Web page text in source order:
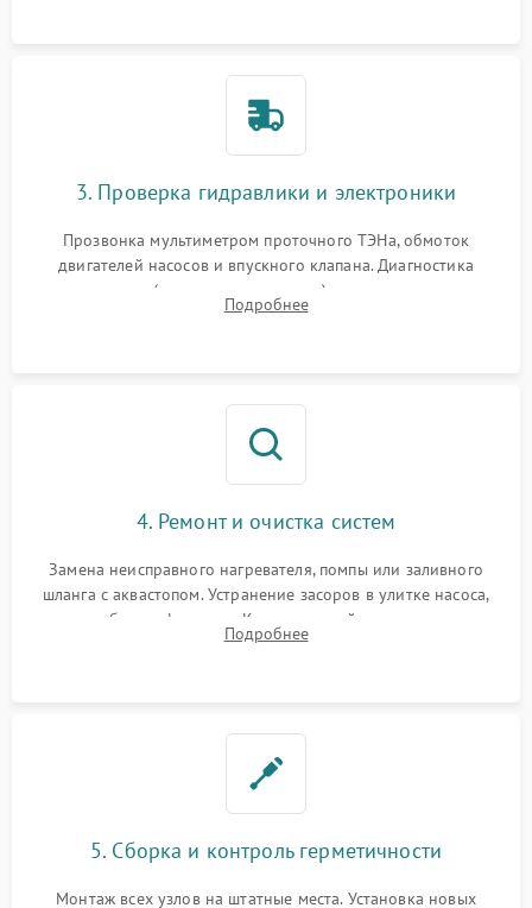
3. Проверка гидравлики и электроники
Прозвонка мультиметром проточного ТЭНа, обмоток
двигателей насосов и впускного клапана. Диагностика
прессостата (датчика уровня воды), датчика мутности,
концевика дверцы и электронного модуля управления.
Подробнее
4. Ремонт и очистка систем
Замена неисправного нагревателя, помпы или заливного
шланга с аквастопом. Устранение засоров в улитке насоса,
патрубках и фильтрах. Компонентный ремонт платы
управления, восстановление поврежденной проводки.
Подробнее
5. Сборка и контроль герметичности
Монтаж всех узлов на штатные места. Установка новых